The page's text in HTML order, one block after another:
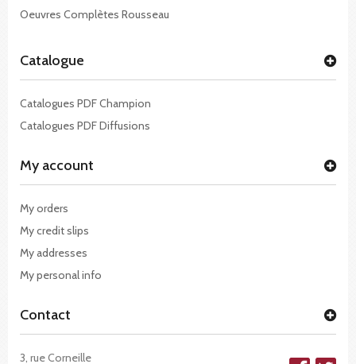
Oeuvres Complètes Rousseau
Catalogue
Catalogues PDF Champion
Catalogues PDF Diffusions
My account
My orders
My credit slips
My addresses
My personal info
Contact
3, rue Corneille